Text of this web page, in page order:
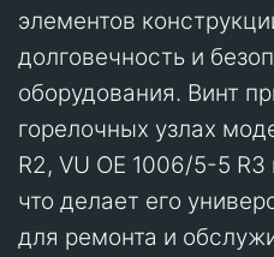
элементов
долговечность и
оборудования. Винт
горелочных узлах
R2, VU OE 1006/5-5
что делает его
для ремонта и